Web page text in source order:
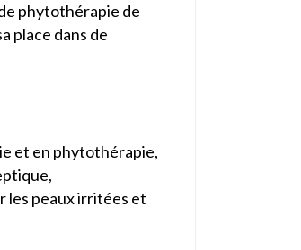
phytothérapie de
place dans de
et en phytothérapie,
les peaux irritées et